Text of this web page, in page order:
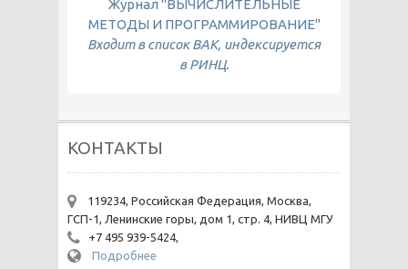
Журнал "ВЫЧИСЛИТЕЛЬНЫЕ
МЕТОДЫ И ПРОГРАММИРОВАНИЕ"
Входит в список ВАК, индексируется
в РИНЦ.
КОНТАКТЫ
119234, Российская Федерация, Москва,
ГСП-1, Ленинские горы, дом 1, стр. 4, НИВЦ МГУ
+7 495 939-5424,
Подробнее